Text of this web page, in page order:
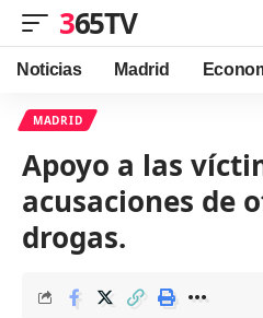
365TV
Noticias Madrid
MADRID
Apoyo a las
acusaciones de
drogas.